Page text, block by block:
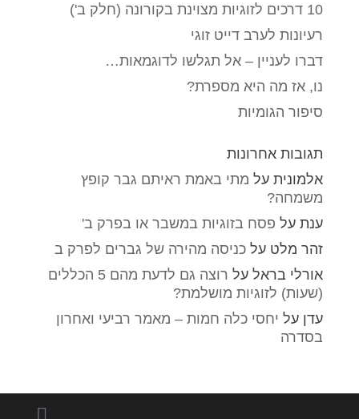
10 דרכים לזוגיות מצוינת בקורונה (חלק ב')
רעיונות לערב דייט זוגי
דברו לעניין – אל תגלשו לדוגמאות…
נו, אז מה היא מספרת?
סיפור הגומיות
תגובות אחרונות
אלמוניתעל מתי באמת ראיתם גבר קופץ
משמחה?
ענתעל פסח בזוגיות במשבר או בפרק ב'
זהר מלט על כניסה מהירה של גברים לפרק ב
אורלי בראלעל
רוצה גם לדעת מהם 5 הכללים
(שעות) לזוגיות מושלמת?
עדן על יחסי כלה חמות – מאמר רביעי ואחרון
בסדרה